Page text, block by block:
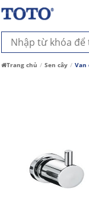
Trang chủ Sen cây Van